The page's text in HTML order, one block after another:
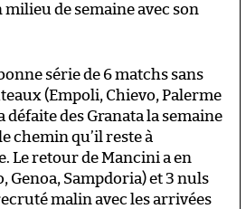
de semaine avec son
série de 6 matchs sans
(Empoli, Chievo, Palerme
défaite des Granata la semaine
chemin qu’il reste à
Le retour de Mancini a en
Sampdoria) et 3 nuls
malin avec les arrivées